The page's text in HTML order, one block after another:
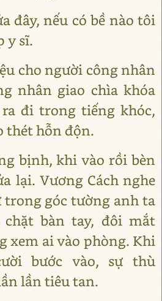
đây, nếu có bề nào tôi
y sĩ.
cho người công nhân
nhân giao chìa khóa
đi trong tiếng khóc,
thét hỗn độn.
bịnh, khi vào rồi bèn
lại. Vương Cách nghe
góc tường anh ta
chặt bàn tay, đôi mắt
ai vào phòng. Khi
bước vào, sự thù
lần tiêu tan.